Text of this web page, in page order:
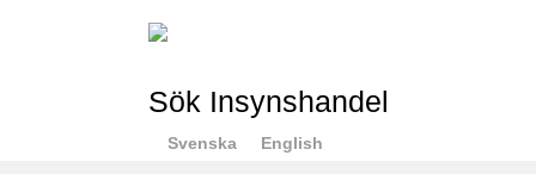
Sök Insynshandel
Svenska English